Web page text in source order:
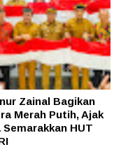
Zainal Bagikan
Merah Putih, Ajak
Semarakkan HUT